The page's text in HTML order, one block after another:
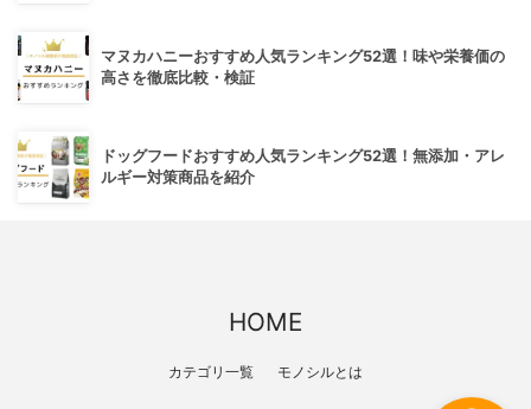
マヌカハニーおすすめ人気ランキング52選！味や栄養価の
高さを徹底比較・検証
ドッグフードおすすめ人気ランキング52選！無添加・アレ
ルギー対策商品を紹介
HOME
カテゴリ一覧 モノシルとは